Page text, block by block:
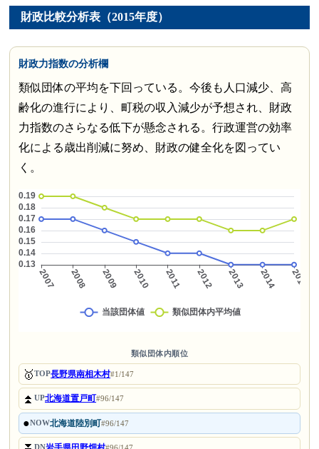
財政比較分析表（2015年度）
財政力指数の分析欄
類似団体の平均を下回っている。今後も人口減少、高
齢化の進行により、町税の収入減少が予想され、財政
力指数のさらなる低下が懸念される。行政運営の効率
化による歳出削減に努め、財政の健全化を図ってい
く。
類似団体内順位
🥇TOP長野県南相木村#1/147
⏫UP北海道置戸町#96/147
●NOW北海道陸別町#96/147
DN #96/147